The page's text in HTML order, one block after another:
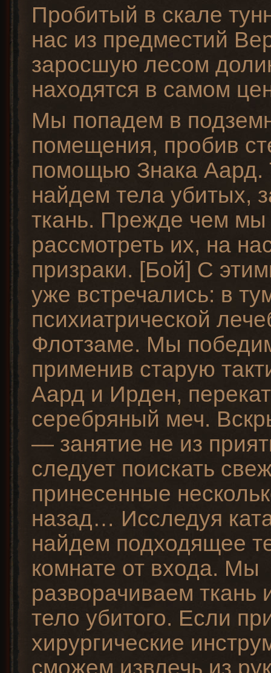
Пробитый в скале
нас из предместий
заросшую лесом
находятся в самом
Мы попадем в
помещения, пробив
помощью Знака
найдем тела убитых,
ткань. Прежде чем мы
рассмотреть их, на
призраки. [Бой] С
уже встречались: в
психиатрической
Флотзаме. Мы
применив старую
Аард и Ирден,
серебряный меч.
— занятие не из
следует поискать
принесенные
назад… Исследуя
найдем подходящее
комнате от входа. Мы
разворачиваем ткань
тело убитого. Если
хирургические
сможем извлечь из